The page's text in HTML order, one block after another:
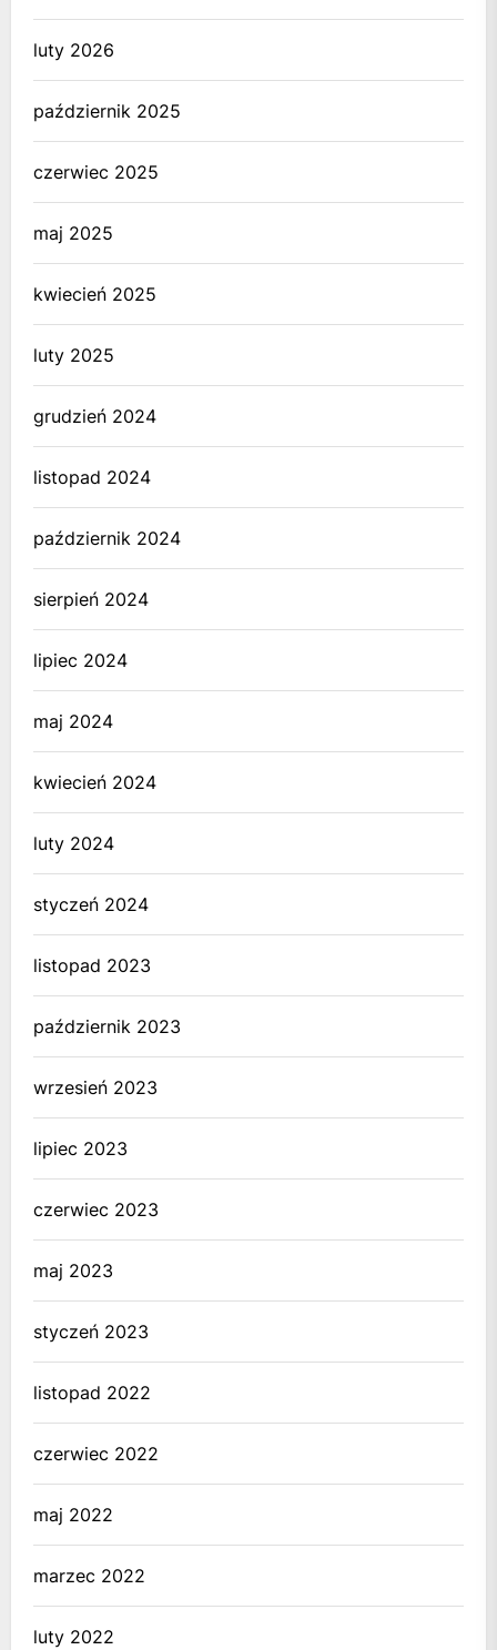
luty 2026
październik 2025
czerwiec 2025
maj 2025
kwiecień 2025
luty 2025
grudzień 2024
listopad 2024
październik 2024
sierpień 2024
lipiec 2024
maj 2024
kwiecień 2024
luty 2024
styczeń 2024
listopad 2023
październik 2023
wrzesień 2023
lipiec 2023
czerwiec 2023
maj 2023
styczeń 2023
listopad 2022
czerwiec 2022
maj 2022
marzec 2022
luty 2022